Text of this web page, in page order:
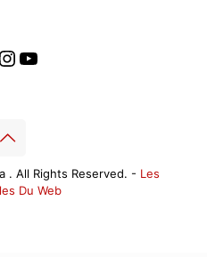
Instagram
YouTube
. All Rights Reserved. - Les
Du Web